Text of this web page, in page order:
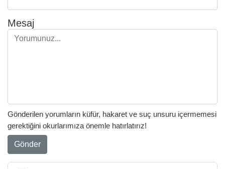
Mesaj
Gönderilen yorumların küfür, hakaret ve suç unsuru içermemesi
gerektiğini okurlarımıza önemle hatırlatırız!
Gönder